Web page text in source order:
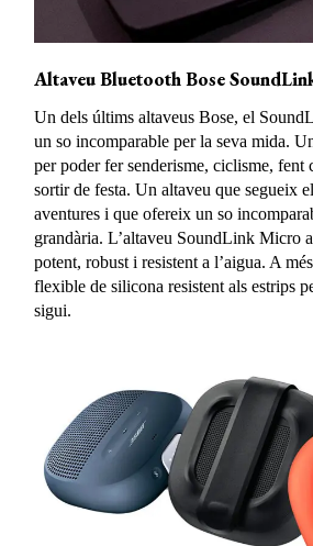
Altaveu Bluetooth Bose
Un dels últims altaveus Bose, el
un so incomparable per la seva mida.
per poder fer senderisme, ciclisme, fent
sortir de festa. Un altaveu que segueix
aventures i que ofereix un so
grandària. L’altaveu SoundLink Micro
potent, robust i resistent a l’aigua. A
flexible de silicona resistent als estrips
sigui.